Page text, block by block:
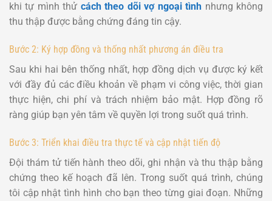
khi tự mình thử cách theo dõi vợ ngoại tình nhưng không
thu thập được bằng chứng đáng tin cậy.
Bước 2: Ký hợp đồng và thống nhất phương án điều tra
Sau khi hai bên thống nhất, hợp đồng dịch vụ được ký kết
với đầy đủ các điều khoản về phạm vi công việc, thời gian
thực hiện, chi phí và trách nhiệm bảo mật. Hợp đồng rõ
ràng giúp bạn yên tâm về quyền lợi trong suốt quá trình.
Bước 3: Triển khai điều tra thực tế và cập nhật tiến độ
Đội thám tử tiến hành theo dõi, ghi nhận và thu thập bằng
chứng theo kế hoạch đã lên. Trong suốt quá trình, chúng
tôi cập nhật tình hình cho bạn theo từng giai đoạn. Những